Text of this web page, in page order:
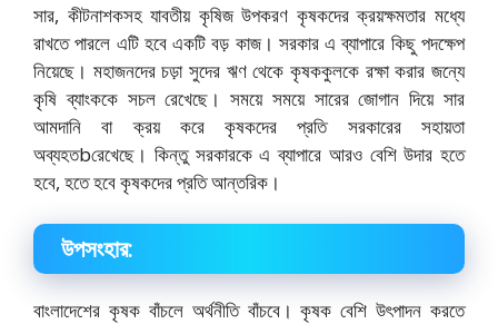
সার, কীটনাশকসহ যাবতীয় কৃষিজ উপকরণ কৃষকদের ক্রয়ক্ষমতার মধ্যে
রাখতে পারলে এটি হবে একটি বড় কাজ। সরকার এ ব্যাপারে কিছু পদক্ষেপ
নিয়েছে। মহাজনদের চড়া সুদের ঋণ থেকে কৃষককুলকে রক্ষা করার জন্যে
কৃষি ব্যাংককে সচল রেখেছে। সময়ে সময়ে সারের জোগান দিয়ে সার
আমদানি বা ক্রয় করে কৃষকদের প্রতি সরকারের সহায়তা
অব্যহতbরেখেছে। কিন্তু সরকারকে এ ব্যাপারে আরও বেশি উদার হতে
হবে, হতে হবে কৃষকদের প্রতি আন্তরিক।
উপসংহার:
বাংলাদেশের কৃষক বাঁচলে অর্থনীতি বাঁচবে। কৃষক বেশি উৎপাদন করতে